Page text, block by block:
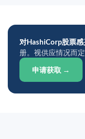
对HashiCorp股票感
册。视供应情况而
申请获取 →